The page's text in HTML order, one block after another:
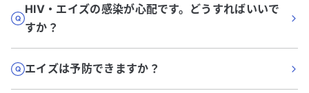
HIV・エイズの感染が心配です。どうすればいいで
すか？
エイズは予防できますか？